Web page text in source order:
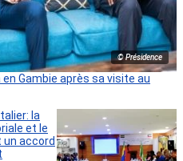
© Présidence
en Gambie après sa visite au
la
et le
un accord